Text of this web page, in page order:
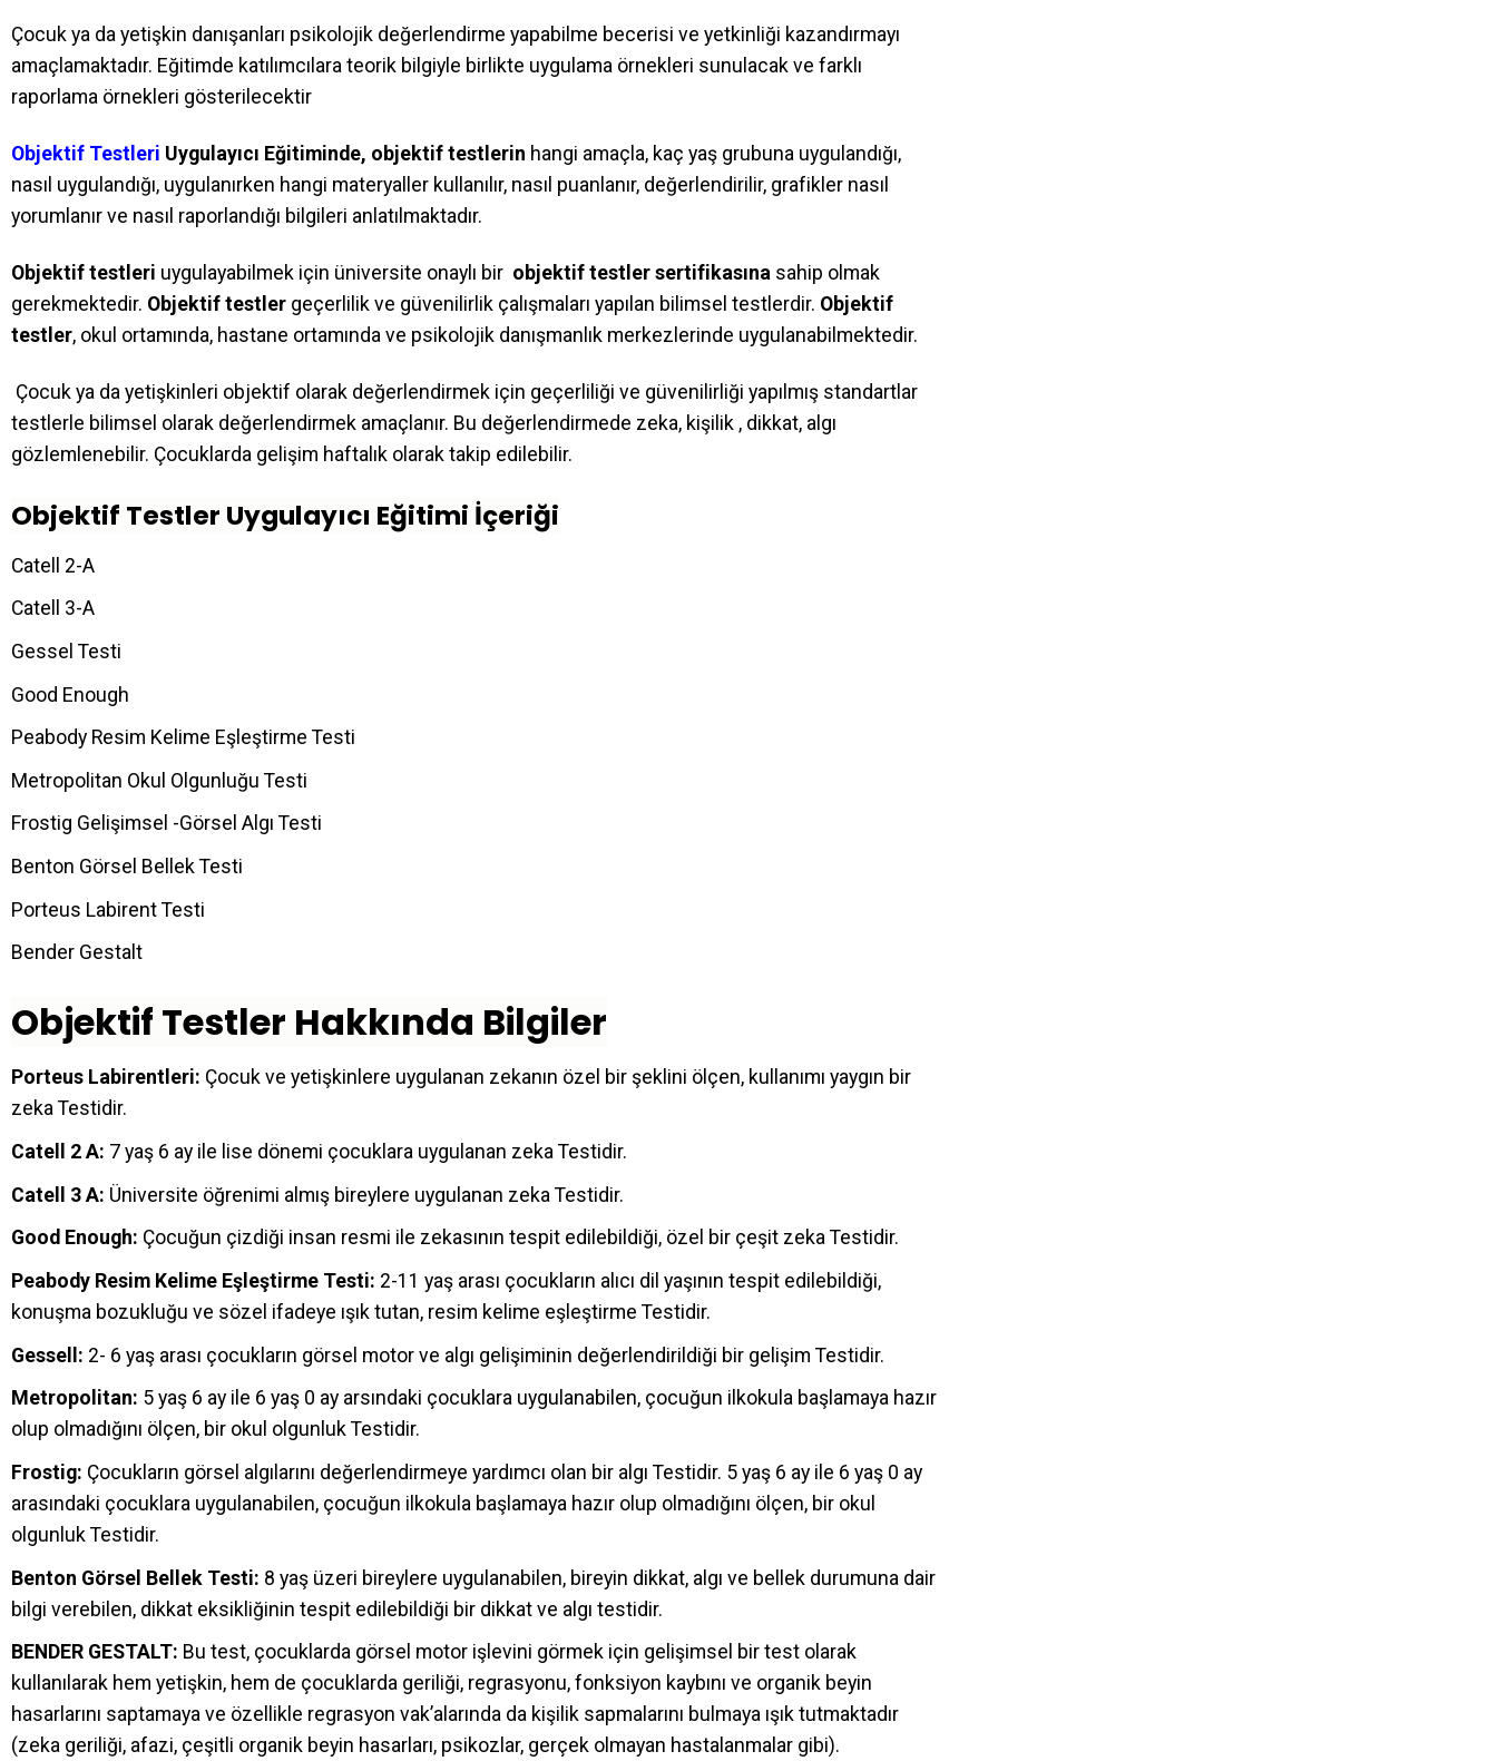
Çocuk ya da yetişkin danışanları psikolojik değerlendirme yapabilme becerisi ve yetkinliği kazandırmayı
amaçlamaktadır. Eğitimde katılımcılara teorik bilgiyle birlikte uygulama örnekleri sunulacak ve farklı
raporlama örnekleri gösterilecektir
Objektif Testleri Uygulayıcı Eğitiminde, objektif testlerin hangi amaçla, kaç yaş grubuna uygulandığı,
nasıl uygulandığı, uygulanırken hangi materyaller kullanılır, nasıl puanlanır, değerlendirilir, grafikler nasıl
yorumlanır ve nasıl raporlandığı bilgileri anlatılmaktadır.
Objektif testleri uygulayabilmek için üniversite onaylı bir objektif testler sertifikasına sahip olmak
gerekmektedir. Objektif testler geçerlilik ve güvenilirlik çalışmaları yapılan bilimsel testlerdir. Objektif
testler, okul ortamında, hastane ortamında ve psikolojik danışmanlık merkezlerinde uygulanabilmektedir.
Çocuk ya da yetişkinleri objektif olarak değerlendirmek için geçerliliği ve güvenilirliği yapılmış standartlar
testlerle bilimsel olarak değerlendirmek amaçlanır. Bu değerlendirmede zeka, kişilik , dikkat, algı
gözlemlenebilir. Çocuklarda gelişim haftalık olarak takip edilebilir.
Objektif Testler Uygulayıcı Eğitimi İçeriği
Catell 2-A
Catell 3-A
Gessel Testi
Good Enough
Peabody Resim Kelime Eşleştirme Testi
Metropolitan Okul Olgunluğu Testi
Frostig Gelişimsel -Görsel Algı Testi
Benton Görsel Bellek Testi
Porteus Labirent Testi
Bender Gestalt
Objektif Testler Hakkında Bilgiler
Porteus Labirentleri: Çocuk ve yetişkinlere uygulanan zekanın özel bir şeklini ölçen, kullanımı yaygın bir
zeka Testidir.
Catell 2 A: 7 yaş 6 ay ile lise dönemi çocuklara uygulanan zeka Testidir.
Catell 3 A: Üniversite öğrenimi almış bireylere uygulanan zeka Testidir.
Good Enough: Çocuğun çizdiği insan resmi ile zekasının tespit edilebildiği, özel bir çeşit zeka Testidir.
Peabody Resim Kelime Eşleştirme Testi: 2-11 yaş arası çocukların alıcı dil yaşının tespit edilebildiği,
konuşma bozukluğu ve sözel ifadeye ışık tutan, resim kelime eşleştirme Testidir.
Gessell: 2- 6 yaş arası çocukların görsel motor ve algı gelişiminin değerlendirildiği bir gelişim Testidir.
Metropolitan: 5 yaş 6 ay ile 6 yaş 0 ay arsındaki çocuklara uygulanabilen, çocuğun ilkokula başlamaya hazır
olup olmadığını ölçen, bir okul olgunluk Testidir.
Frostig: Çocukların görsel algılarını değerlendirmeye yardımcı olan bir algı Testidir. 5 yaş 6 ay ile 6 yaş 0 ay
arasındaki çocuklara uygulanabilen, çocuğun ilkokula başlamaya hazır olup olmadığını ölçen, bir okul
olgunluk Testidir.
Benton Görsel Bellek Testi: 8 yaş üzeri bireylere uygulanabilen, bireyin dikkat, algı ve bellek durumuna dair
bilgi verebilen, dikkat eksikliğinin tespit edilebildiği bir dikkat ve algı testidir.
BENDER GESTALT: Bu test, çocuklarda görsel motor işlevini görmek için gelişimsel bir test olarak
kullanılarak hem yetişkin, hem de çocuklarda geriliği, regrasyonu, fonksiyon kaybını ve organik beyin
hasarlarını saptamaya ve özellikle regrasyon vak’alarında da kişilik sapmalarını bulmaya ışık tutmaktadır
(zeka geriliği, afazi, çeşitli organik beyin hasarları, psikozlar, gerçek olmayan hastalanmalar gibi).